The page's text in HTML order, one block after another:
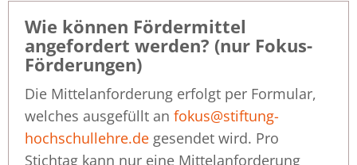
Wie können Fördermittel
angefordert werden? (nur Fokus-
Förderungen)
Die Mittelanforderung erfolgt per Formular,
welches ausgefüllt an fokus@stiftung-
hochschullehre.de gesendet wird. Pro
Stichtag kann nur eine Mittelanforderung